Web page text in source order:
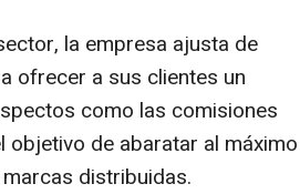
la empresa ajusta de
ofrecer a sus clientes un
como las comisiones
de abaratar al máximo
distribuidas.